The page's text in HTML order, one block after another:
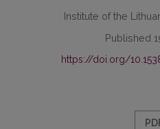
Institute of the
Published
https://doi.org/